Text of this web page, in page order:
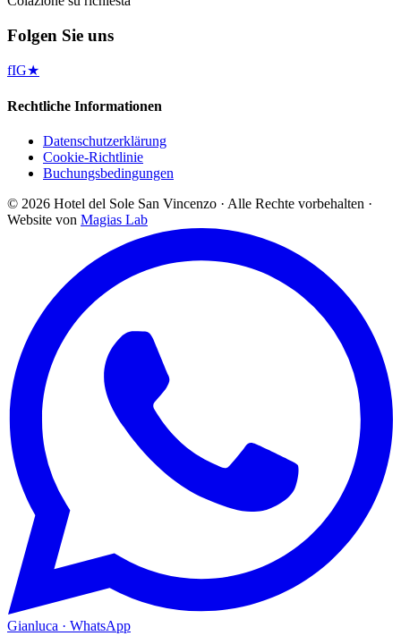
Folgen Sie uns
fIG★
Rechtliche Informationen
Datenschutzerklärung
Cookie-Richtlinie
Buchungsbedingungen
© 2026 Hotel del Sole San Vincenzo · Alle Rechte vorbehalten ·
Website von Magias Lab
Gianluca · WhatsApp